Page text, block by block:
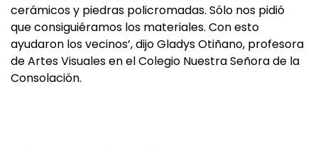
cerámicos y piedras policromadas. Sólo nos pidió
que consiguiéramos los materiales. Con esto
ayudaron los vecinos’, dijo Gladys Otiñano, profesora
de Artes Visuales en el Colegio Nuestra Señora de la
Consolación.